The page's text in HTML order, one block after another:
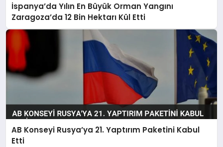
İspanya’da Yılın En Büyük Orman Yangını
Zaragoza’da 12 Bin Hektarı Kül Etti
AB Konseyi Rusya’ya 21. Yaptırım Paketini Kabul
Etti